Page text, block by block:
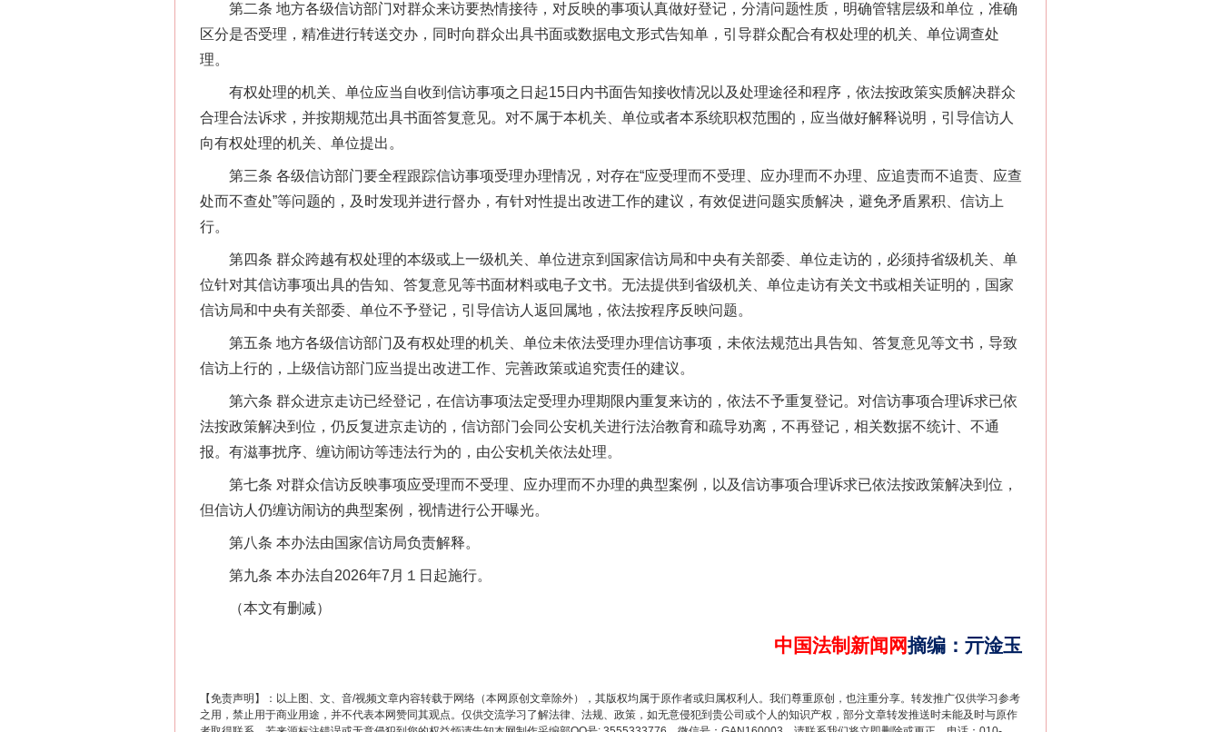
第二条 地方各级信访部门对群众来访要热情接待，对反映的事项认真做好登记，分清问题性质，明确管辖层级和单位，准确
区分是否受理，精准进行转送交办，同时向群众出具书面或数据电文形式告知单，引导群众配合有权处理的机关、单位调查处
理。
有权处理的机关、单位应当自收到信访事项之日起15日内书面告知接收情况以及处理途径和程序，依法按政策实质解决群众
合理合法诉求，并按期规范出具书面答复意见。对不属于本机关、单位或者本系统职权范围的，应当做好解释说明，引导信访人
向有权处理的机关、单位提出。
第三条 各级信访部门要全程跟踪信访事项受理办理情况，对存在“应受理而不受理、应办理而不办理、应追责而不追责、应查
处而不查处”等问题的，及时发现并进行督办，有针对性提出改进工作的建议，有效促进问题实质解决，避免矛盾累积、信访上
行。
第四条 群众跨越有权处理的本级或上一级机关、单位进京到国家信访局和中央有关部委、单位走访的，必须持省级机关、单
位针对其信访事项出具的告知、答复意见等书面材料或电子文书。无法提供到省级机关、单位走访有关文书或相关证明的，国家
信访局和中央有关部委、单位不予登记，引导信访人返回属地，依法按程序反映问题。
第五条 地方各级信访部门及有权处理的机关、单位未依法受理办理信访事项，未依法规范出具告知、答复意见等文书，导致
信访上行的，上级信访部门应当提出改进工作、完善政策或追究责任的建议。
第六条 群众进京走访已经登记，在信访事项法定受理办理期限内重复来访的，依法不予重复登记。对信访事项合理诉求已依
法按政策解决到位，仍反复进京走访的，信访部门会同公安机关进行法治教育和疏导劝离，不再登记，相关数据不统计、不通
报。有滋事扰序、缠访闹访等违法行为的，由公安机关依法处理。
第七条 对群众信访反映事项应受理而不受理、应办理而不办理的典型案例，以及信访事项合理诉求已依法按政策解决到位，
但信访人仍缠访闹访的典型案例，视情进行公开曝光。
第八条 本办法由国家信访局负责解释。
第九条 本办法自2026年7月１日起施行。
（本文有删减）
中国法制新闻网摘编 ： 亓淦玉
【免责声明】：以上图、文、音/视频文章内容转载于网络（本网原创文章除外），其版权均属于原作者或归属权利人。我们尊重原创，也注重分享。转发推广仅供学习参考
之用，禁止用于商业用途，并不代表本网赞同其观点。仅供交流学习了解法律、法规、政策，如无意侵犯到贵公司或个人的知识产权，部分文章转发推送时未能及时与原作